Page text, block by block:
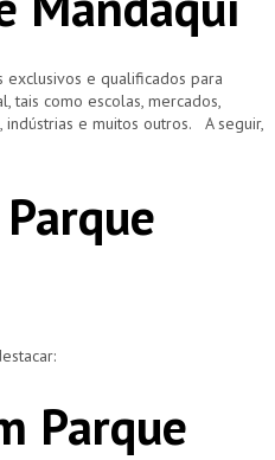
e qualificados para
tais como escolas, mercados,
indústrias e muitos outros. A seguir,
Parque